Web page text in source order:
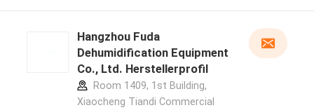
Hangzhou Fuda
Dehumidification Equipment
Co., Ltd. Herstellerprofil
Room 1409, 1st Building,
Xiaocheng Tiandi Commercial